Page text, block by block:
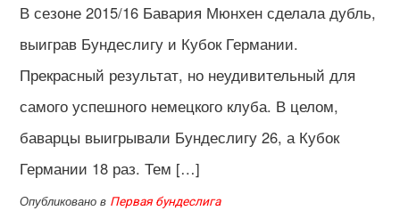
В сезоне 2015/16 Бавария Мюнхен сделала дубль,
выиграв Бундеслигу и Кубок Германии.
Прекрасный результат, но неудивительный для
самого успешного немецкого клуба. В целом,
баварцы выигрывали Бундеслигу 26, а Кубок
Германии 18 раз. Тем […]
Опубликовано в Первая бундеслига